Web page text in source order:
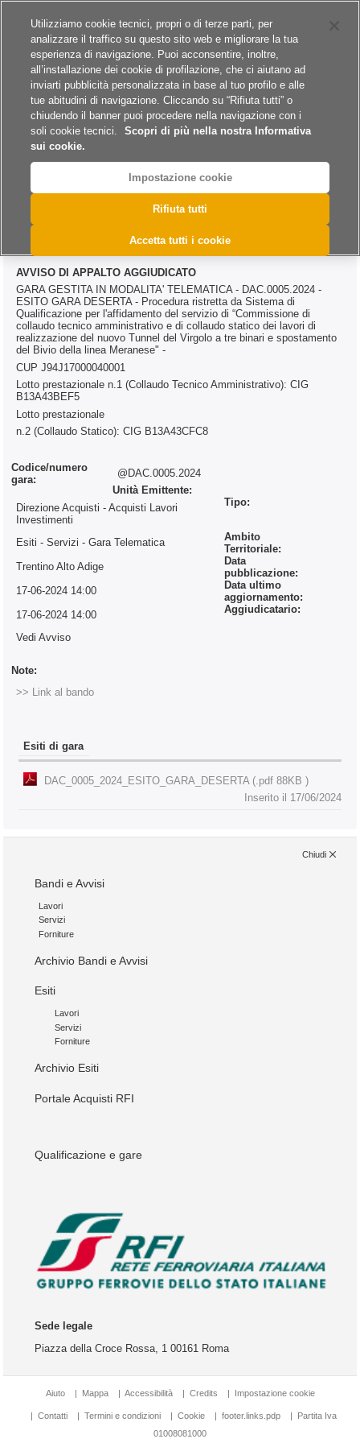
A
@DAC.0005.2024
AVVISO DI APPALTO AGGIUDICATO
GARA GESTITA IN MODALITA' TELEMATICA - DAC.0005.2024 -
ESITO GARA DESERTA - Procedura ristretta da Sistema di
Qualificazione per l'affidamento del servizio di “Commissione di
collaudo tecnico amministrativo e di collaudo statico dei lavori di
realizzazione del nuovo Tunnel del Virgolo a tre binari e spostamento
del Bivio della linea Meranese" -
CUP J94J17000040001
Lotto prestazionale n.1 (Collaudo Tecnico Amministrativo): CIG
B13A43BEF5
Lotto prestazionale
n.2 (Collaudo Statico): CIG B13A43CFC8
Codice/numero
gara:
@DAC.0005.2024
Unità Emittente:
Direzione Acquisti - Acquisti Lavori
Investimenti
Tipo:
Esiti - Servizi- Gara Telematica
Ambito
Territoriale:
Trentino Alto Adige
Data
pubblicazione:
17-06-2024 14:00
Data ultimo
aggiornamento:
17-06-2024 14:00
Aggiudicatario:
Vedi Avviso
Note:
>> Link al bando
Esiti di gara
DAC_0005_2024_ESITO_GARA_DESERTA (.pdf 88KB )
Inserito il 17/06/2024
Chiudi
Bandi e Avvisi
Lavori
Servizi
Forniture
Archivio Bandi e Avvisi
Esiti
Lavori
Servizi
Forniture
Archivio Esiti
Portale Acquisti RFI
Qualificazione e gare
Sede legale
Piazza della Croce Rossa, 1 00161 Roma
Aiuto | Mappa | Accessibilità | Credits | Impostazione cookie
| Contatti | Termini e condizioni | Cookie | footer.links.pdp | Partita Iva
01008081000
Utilizziamo cookie tecnici, propri o di terze parti, per
analizzare il traffico su questo sito web e migliorare la tua
esperienza di navigazione. Puoi acconsentire, inoltre,
all’installazione dei cookie di profilazione, che ci aiutano ad
inviarti pubblicità personalizzata in base al tuo profilo e alle
tue abitudini di navigazione. Cliccando su “Rifiuta tutti” o
chiudendo il banner puoi procedere nella navigazione con i
soli cookie tecnici.
Scopri di più nella nostra Informativa
sui cookie.
Impostazione cookie
Rifiuta tutti
Accetta tutti i cookie